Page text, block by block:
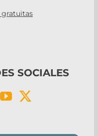
gratuitas
SOCIALES